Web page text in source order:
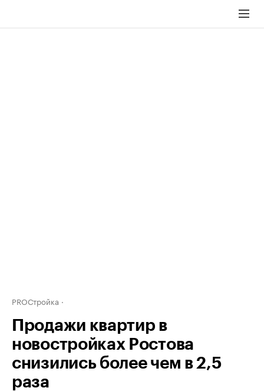
PROСтройка
Продажи квартир в
новостройках Ростова
снизились более чем в 2,5
раза